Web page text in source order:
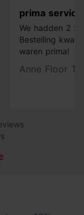
prima service
We hadden 2 x
Bestelling
waren prima!
Anne Floor